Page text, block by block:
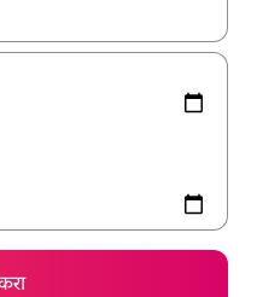
आणि खाली बाणांच्या किजसह